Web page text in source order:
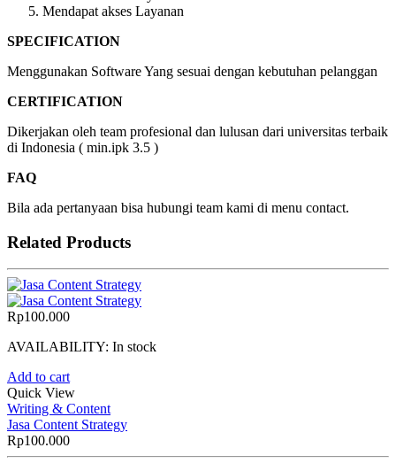
Mendapat akses Layanan
SPECIFICATION
Menggunakan Software Yang sesuai dengan kebutuhan pelanggan
CERTIFICATION
Dikerjakan oleh team profesional dan lulusan dari universitas terbaik
di Indonesia ( min.ipk 3.5 )
FAQ
Bila ada pertanyaan bisa hubungi team kami di menu contact.
Related Products
Rp100.000
AVAILABILITY: In stock
Add to cart
Quick View
Writing & Content
Jasa Content Strategy
Rp100.000